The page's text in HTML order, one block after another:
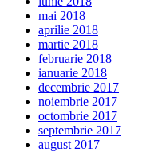
mai 2018
aprilie 2018
martie 2018
februarie 2018
ianuarie 2018
decembrie 2017
noiembrie 2017
octombrie 2017
septembrie 2017
august 2017